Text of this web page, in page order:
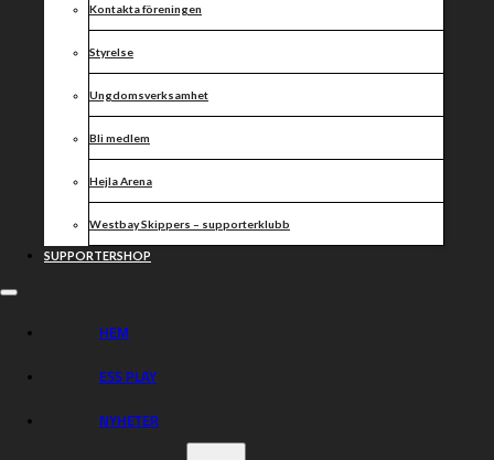
Kontakta föreningen
Styrelse
Ungdomsverksamhet
Bli medlem
Hejla Arena
Westbay Skippers – supporterklubb
SUPPORTERSHOP
HEM
ESS PLAY
NYHETER
Skog Arena för match mot Piraterna.
Preliminära laguppställningar till tisdagens drabbning:
1. Adam Ellis
2. Jakub Jamrog
3. Tomas Jonasson (K)
4. Peter Kildemand
5. Oskar Fajfer
6. Rasmus Broberg
1. Bartosz Smektala
3. Alex Johansson
5. Pawel Przedpelski